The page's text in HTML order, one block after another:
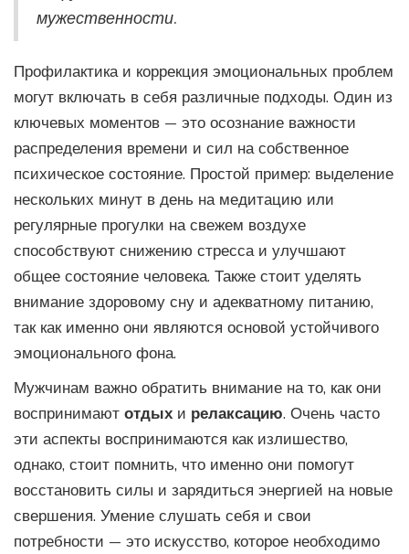
мужественности.
Профилактика и коррекция эмоциональных проблем
могут включать в себя различные подходы. Один из
ключевых моментов — это осознание важности
распределения времени и сил на собственное
психическое состояние. Простой пример: выделение
нескольких минут в день на медитацию или
регулярные прогулки на свежем воздухе
способствуют снижению стресса и улучшают
общее состояние человека. Также стоит уделять
внимание здоровому сну и адекватному питанию,
так как именно они являются основой устойчивого
эмоционального фона.
Мужчинам важно обратить внимание на то, как они
воспринимают отдых и релаксацию. Очень часто
эти аспекты воспринимаются как излишество,
однако, стоит помнить, что именно они помогут
восстановить силы и зарядиться энергией на новые
свершения. Умение слушать себя и свои
потребности — это искусство, которое необходимо